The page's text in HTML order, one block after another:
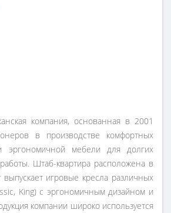
компания, основанная в 2001
в производстве комфортных
эргономичной мебели для долгих
Штаб-квартира расположена в
игровые кресла различных
King) с эргономичным дизайном и
компании широко используется